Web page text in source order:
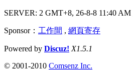
SERVER: 2 GMT+8, 26-8-8 11:40 AM
Sponsor： 工作間 , 網頁寄存
Powered by Discuz! X1.5.1
© 2001-2010 Comsenz Inc.